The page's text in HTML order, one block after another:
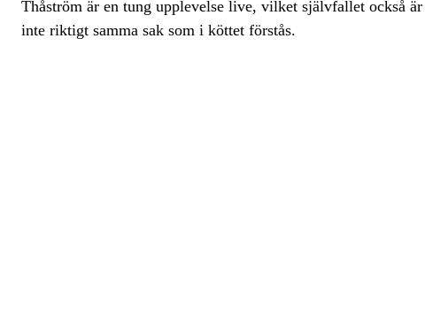
Thåström är en tung upplevelse live, vilket självfallet också
inte riktigt samma sak som i köttet förstås.